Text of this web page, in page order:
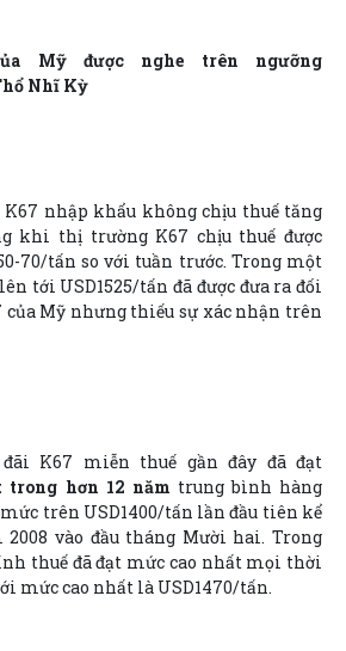
Mỹ được nghe trên ngưỡng
Nhĩ Kỳ
K67 nhập khẩu không chịu thuế tăng
khi thị trường K67 chịu thuế được
70/tấn so với tuần trước. Trong một
tới USD1525/tấn đã được đưa ra đối
Mỹ nhưng thiếu sự xác nhận trên
K67 miễn thuế gần đây đã đạt
trong hơn 12 năm trung bình hàng
trên USD1400/tấn lần đầu tiên kể
vào đầu tháng Mười hai. Trong
thuế đã đạt mức cao nhất mọi thời
mức cao nhất là USD1470/tấn.